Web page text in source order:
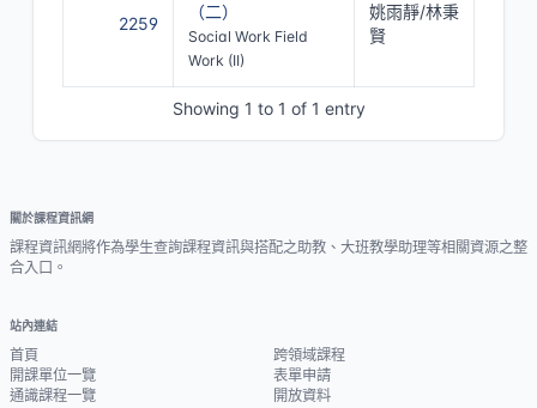
2259
（二）
Social Work Field
Work (II)
姚雨靜/林秉
賢
Showing 1 to 1 of 1 entry
關於課程資訊網
課程資訊網將作為學生查詢課程資訊與搭配之助教、大班教學助理等相關資源之整
合入口。
站內連結
首頁
開課單位一覽
通識課程一覽
跨領域課程
表單申請
開放資料